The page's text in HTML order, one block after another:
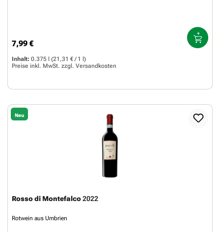
Regulärer Preis:
7,99 €
Inhalt: 0.375 l
(21,31 € / 1 l)
Preise inkl. MwSt. zzgl. Versandkosten
Neu
Rosso di Montefalco2022
Rotwein aus Umbrien